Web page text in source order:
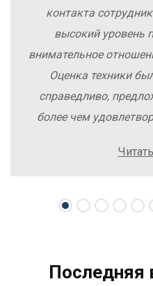
контакта
высокий уровень
внимательное
Оценка техники
справедливо,
более чем
осложнений.
свою
Последняя